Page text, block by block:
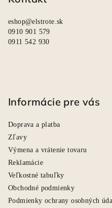
eshop@elstrote.sk
0910 901 579
0911 542 930
Informácie pre vás
Doprava a platba
Zľavy
Výmena a vrátenie tovaru
Reklamácie
Veľkostné tabuľky
Obchodné podmienky
Podmienky ochrany osobných